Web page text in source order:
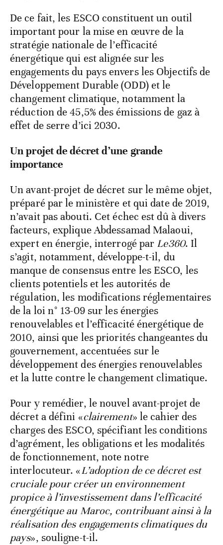
De ce fait, les ESCO constituent un outil
important pour la mise en œuvre de la
stratégie nationale de l’efficacité
énergétique qui est alignée sur les
engagements du pays envers les Objectifs de
Développement Durable (ODD) et le
changement climatique, notamment la
réduction de 45,5% des émissions de gaz à
effet de serre d’ici 2030.
Un projet de décret d’une grande
importance
Un avant-projet de décret sur le même objet,
préparé par le ministère et qui date de 2019,
n’avait pas abouti. Cet échec est dû à divers
facteurs, explique Abdessamad Malaoui,
expert en énergie, interrogé par Le360. Il
s’agit, notamment, développe-t-il, du
manque de consensus entre les ESCO, les
clients potentiels et les autorités de
régulation, les modifications réglementaires
de la loi n° 13-09 sur les énergies
renouvelables et l’efficacité énergétique de
2010, ainsi que les priorités changeantes du
gouvernement, accentuées sur le
développement des énergies renouvelables
et la lutte contre le changement climatique.
Pour y remédier, le nouvel avant-projet de
décret a défini «clairement» le cahier des
charges des ESCO, spécifiant les conditions
d’agrément, les obligations et les modalités
de fonctionnement, note notre
interlocuteur. «L’adoption de ce décret est
cruciale pour créer un environnement
propice à l’investissement dans l’efficacité
énergétique au Maroc, contribuant ainsi à la
réalisation des engagements climatiques du
pays», souligne-t-il.